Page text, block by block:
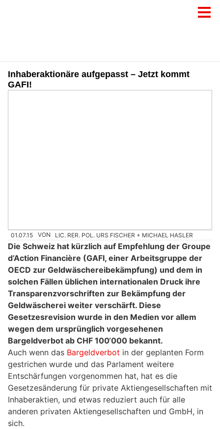
Inhaberaktionäre aufgepasst – Jetzt kommt
GAFI!
01.07.15 VON LIC. RER. POL. URS FISCHER + MICHAEL HASLER
Die Schweiz hat kürzlich auf Empfehlung der Groupe
d’Action Financière (GAFI, einer Arbeitsgruppe der
OECD zur Geldwäschereibekämpfung) und dem in
solchen Fällen üblichen internationalen Druck ihre
Transparenzvorschriften zur Bekämpfung der
Geldwäscherei weiter verschärft. Diese
Gesetzesrevision wurde in den Medien vor allem
wegen dem ursprünglich vorgesehenen
Bargeldverbot ab CHF 100‘000 bekannt.
Auch wenn das Bargeldverbot in der geplanten Form
gestrichen wurde und das Parlament weitere
Entschärfungen vorgenommen hat, hat es die
Gesetzesänderung für private Aktiengesellschaften mit
Inhaberaktien, und etwas reduziert auch für alle
anderen privaten Aktiengesellschaften und GmbH, in
sich.